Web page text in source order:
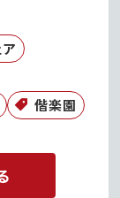
偕楽園